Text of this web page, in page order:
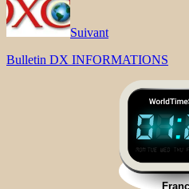
Suivant
Bulletin DX INFORMATIONS